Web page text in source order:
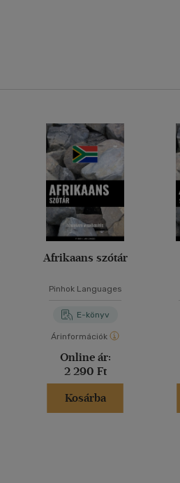
Afrikaans szótár
Pinhok Languages
E-könyv
Árinformációk
Online ár:
2 290 Ft
Kosárba